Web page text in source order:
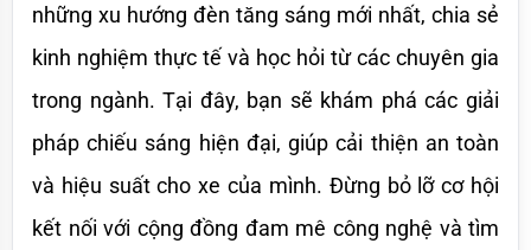
những xu hướng đèn tăng sáng mới nhất, chia sẻ
kinh nghiệm thực tế và học hỏi từ các chuyên gia
trong ngành. Tại đây, bạn sẽ khám phá các giải
pháp chiếu sáng hiện đại, giúp cải thiện an toàn
và hiệu suất cho xe của mình. Đừng bỏ lỡ cơ hội
kết nối với cộng đồng đam mê công nghệ và tìm